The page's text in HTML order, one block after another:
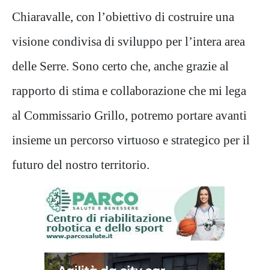
Chiaravalle, con l’obiettivo di costruire una
visione condivisa di sviluppo per l’intera area
delle Serre. Sono certo che, anche grazie al
rapporto di stima e collaborazione che mi lega
al Commissario Grillo, potremo portare avanti
insieme un percorso virtuoso e strategico per il
futuro del nostro territorio.